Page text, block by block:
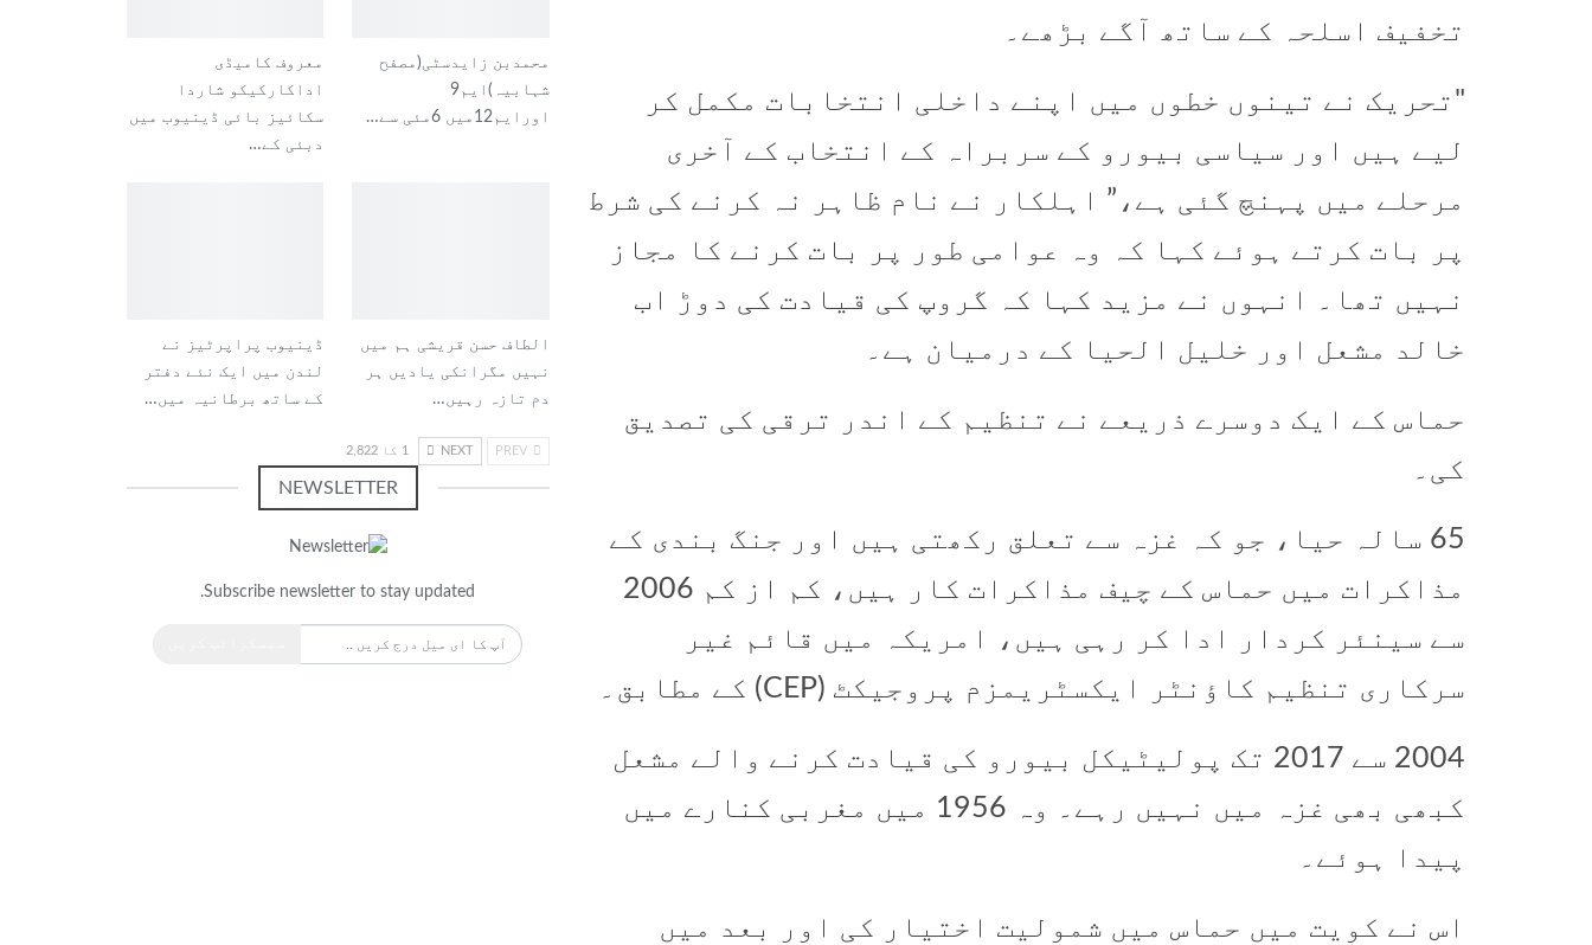
تخفیف اسلحہ کے ساتھ آگے بڑھے۔
"تحریک نے تینوں خطوں میں اپنے داخلی انتخابات مکمل کر
لیے ہیں اور سیاسی بیورو کے سربراہ کے انتخاب کے آخری
مرحلے میں پہنچ گئی ہے،” اہلکار نے نام ظاہر نہ کرنے کی شرط
پر بات کرتے ہوئے کہا کہ وہ عوامی طور پر بات کرنے کا مجاز
نہیں تھا۔ انہوں نے مزید کہا کہ گروپ کی قیادت کی دوڑ اب
خالد مشعل اور خلیل الحیا کے درمیان ہے۔
حماس کے ایک دوسرے ذریعے نے تنظیم کے اندر ترقی کی تصدیق
کی۔
65 سالہ حیا، جو کہ غزہ سے تعلق رکھتی ہیں اور جنگ بندی کے
مذاکرات میں حماس کے چیف مذاکرات کار ہیں، کم از کم 2006
سے سینئر کردار ادا کر رہی ہیں، امریکہ میں قائم غیر
سرکاری تنظیم کاؤنٹر ایکسٹریمزم پروجیکٹ (CEP) کے مطابق۔
2004 سے 2017 تک پولیٹیکل بیورو کی قیادت کرنے والے مشعل
کبھی بھی غزہ میں نہیں رہے۔ وہ 1956 میں مغربی کنارے میں
پیدا ہوئے۔
اس نے کویت میں حماس میں شمولیت اختیار کی اور بعد میں
محمدبن زایدسٹی(مصفح
شہابیہ)ایم9
اورایم12میں 6مئی سے…
معروف کامیڈی
اداکارکیکو شاردا
سکائیز بائی ڈینیوب میں
دبئی کے…
الطاف حسن قریشی ہم میں
نہیں مگرانکی یادیں ہر
دم تازہ رہیں…
ڈینیوب پراپرٹیز نے
لندن میں ایک نئے دفتر
کے ساتھ برطانیہ میں…
PREV
NEXT 1 کا 2,822
NEWSLETTER
Subscribe newsletter to stay updated.